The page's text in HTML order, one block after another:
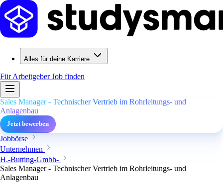
Alles für deine Karriere
Für ArbeitgeberJob finden
Sales Manager - Technischer Vertrieb im Rohrleitungs- und
Anlagenbau
Jetzt bewerben
Jobbörse
Unternehmen
H.-Butting-Gmbh-
Sales Manager - Technischer Vertrieb im Rohrleitungs- und
Anlagenbau